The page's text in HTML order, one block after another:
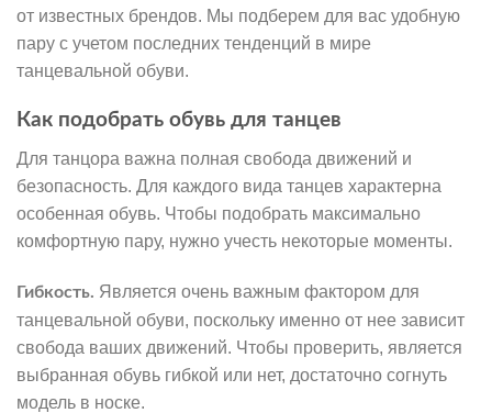
от известных брендов. Мы подберем для вас удобную
пару с учетом последних тенденций в мире
танцевальной обуви.
Как подобрать обувь для танцев
Для танцора важна полная свобода движений и
безопасность. Для каждого вида танцев характерна
особенная обувь. Чтобы подобрать максимально
комфортную пару, нужно учесть некоторые моменты.
Гибкость. Является очень важным фактором для
танцевальной обуви, поскольку именно от нее зависит
свобода ваших движений. Чтобы проверить, является
выбранная обувь гибкой или нет, достаточно согнуть
модель в носке.